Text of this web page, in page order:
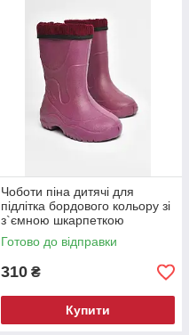
Чоботи піна дитячі для
підлітка бордового кольору зі
з`ємною шкарпеткою
205412M
Готово до відправки
310 ₴
Купити